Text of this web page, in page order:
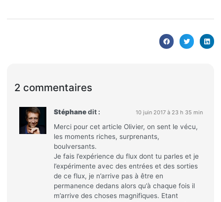
2 commentaires
Stéphane dit : 10 juin 2017 à 23 h 35 min
Merci pour cet article Olivier, on sent le vécu,
les moments riches, surprenants,
boulversants.
Je fais l’expérience du flux dont tu parles et je
l’expérimente avec des entrées et des sorties
de ce flux, je n’arrive pas à être en
permanence dedans alors qu’à chaque fois il
m’arrive des choses magnifiques. Etant